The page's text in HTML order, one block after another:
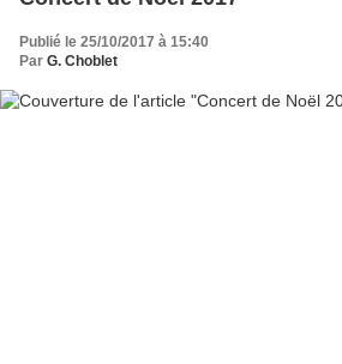
Publié le 25/10/2017 à 15:40
Par G. Choblet